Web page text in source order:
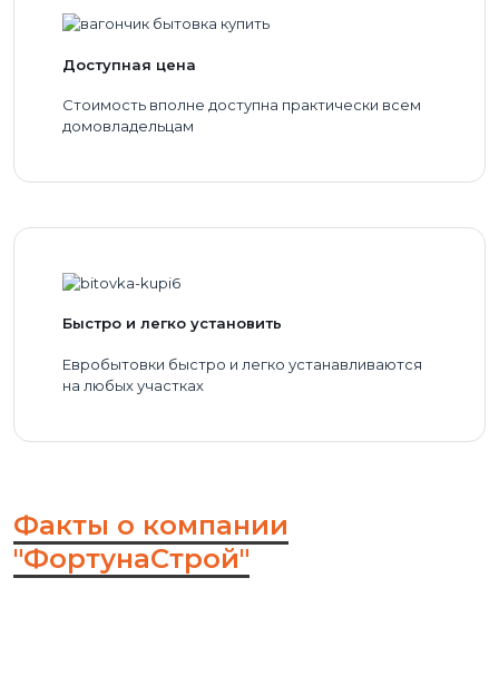
Доступная цена
Стоимость вполне доступна практически всем
домовладельцам
Быстро и легко установить
Евробытовки быстро и легко устанавливаются
на любых участках
Факты о компании
"ФортунаСтрой"